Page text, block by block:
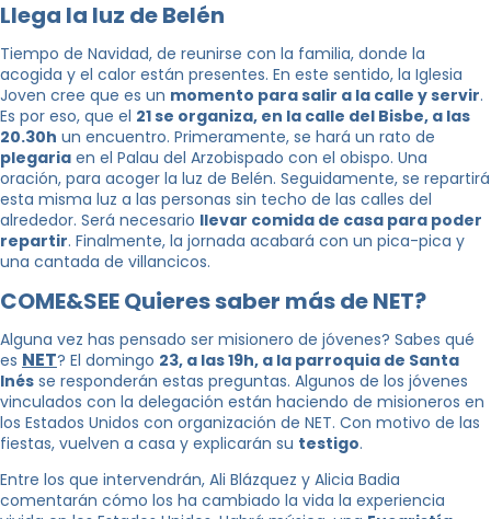
Llega la luz de Belén
Tiempo de Navidad, de reunirse con la familia, donde la
acogida y el calor están presentes. En este sentido, la Iglesia
Joven cree que es un momento para salir a la calle y servir.
Es por eso, que el 21 se organiza, en la calle del Bisbe, a las
20.30h un encuentro. Primeramente, se hará un rato de
plegaria en el Palau del Arzobispado con el obispo. Una
oración, para acoger la luz de Belén. Seguidamente, se repartirá
esta misma luz a las personas sin techo de las calles del
alrededor. Será necesario llevar comida de casa para poder
repartir. Finalmente, la jornada acabará con un pica-pica y
una cantada de villancicos.
COME&SEE Quieres saber más de NET?
Alguna vez has pensado ser misionero de jóvenes? Sabes qué
es NET? El domingo 23, a las 19h, a la parroquia de Santa
Inés se responderán estas preguntas. Algunos de los jóvenes
vinculados con la delegación están haciendo de misioneros en
los Estados Unidos con organización de NET. Con motivo de las
fiestas, vuelven a casa y explicarán su testigo.
Entre los que intervendrán, Ali Blázquez y Alicia Badia
comentarán cómo los ha cambiado la vida la experiencia